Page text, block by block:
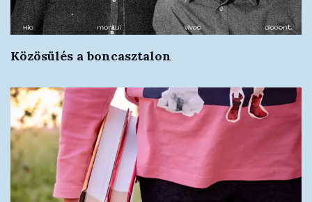
Közösülés a boncasztalon